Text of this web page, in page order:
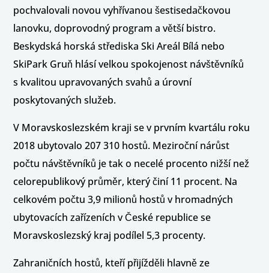
pochvalovali novou vyhřívanou šestisedačkovou
lanovku, doprovodný program a větší bistro.
Beskydská horská střediska Ski Areál Bílá nebo
SkiPark Gruň hlásí velkou spokojenost návštěvníků
s kvalitou upravovaných svahů a úrovní
poskytovaných služeb.
V Moravskoslezském kraji se v prvním kvartálu roku
2018 ubytovalo 207 310 hostů. Meziroční nárůst
počtu návštěvníků je tak o necelé procento nižší než
celorepublikový průměr, který činí 11 procent. Na
celkovém počtu 3,9 milionů hostů v hromadných
ubytovacích zařízeních v České republice se
Moravskoslezský kraj podílel 5,3 procenty.
Zahraničních hostů, kteří přijížděli hlavně ze